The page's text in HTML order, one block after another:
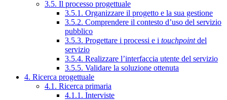
3.5. Il processo progettuale
3.5.1. Organizzare il progetto e la sua gestione
3.5.2. Comprendere il contesto d’uso del servizio
pubblico
3.5.3. Progettare i processi e i touchpointdel
servizio
3.5.4. Realizzare l’interfaccia utente del servizio
3.5.5. Validare la soluzione ottenuta
4. Ricerca progettuale
4.1. Ricerca primaria
4.1.1. Interviste